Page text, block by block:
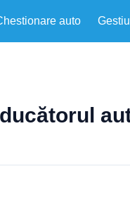
auto